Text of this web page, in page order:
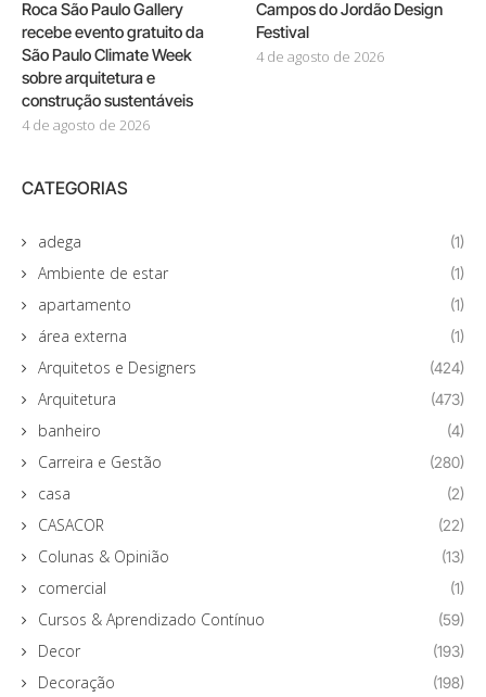
Roca São Paulo Gallery
recebe evento gratuito da
São Paulo Climate Week
sobre arquitetura e
construção sustentáveis
4 de agosto de 2026
Campos do Jordão Design
Festival
4 de agosto de 2026
CATEGORIAS
adega (1)
Ambiente de estar (1)
apartamento (1)
área externa (1)
Arquitetos e Designers (424)
Arquitetura (473)
banheiro (4)
Carreira e Gestão (280)
casa (2)
CASACOR (22)
Colunas & Opinião (13)
comercial (1)
Cursos & Aprendizado Contínuo (59)
Decor (193)
Decoração (198)